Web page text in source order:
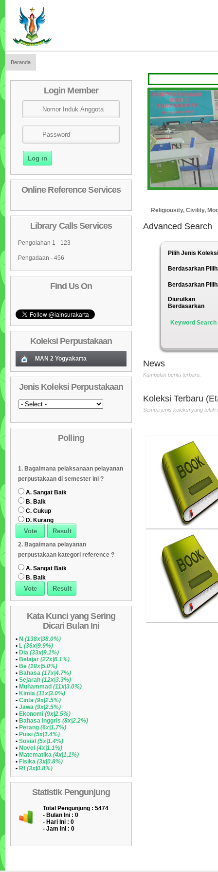
Beranda
Login Member
Online Reference Services
Library Calls Services
Pengolahan 1 - 123
Pengadaan - 456
Find Us On
Koleksi Perpustakaan
MAN 2 Yogyakarta
02 Daftar Koleksi Baru (Tgl.Input)
03 Daftar Koleksi (Pengarang)
04 Daftar Koleksi (Judul)
Daftar Koleksi (Subyek)
Dipinjam
07 Daftar Koleksi (Klasifikasi/ddc)
Jenis Koleksi Perpustakaan
Polling
1. Bagaimana pelaksanaan pelayanan
perpustakaan di semester ini ?
A. Sangat Baik
B. Baik
C. Cukup
D. Kurang
2. Bagaimana pelayanan
perpustakaan kategori reference ?
A. Sangat Baik
B. Baik
Kata Kunci yang Sering
Dicari Bulan Ini
• N (138x|38.0%)
• L (36x|9.9%)
• Dia (33x|9.1%)
• Belajar (22x|6.1%)
• Be (18x|5.0%)
• Bahasa (17x|4.7%)
• Sejarah (12x|3.3%)
• Muhammad (11x|3.0%)
• Kimia (11x|3.0%)
• Cinta (9x|2.5%)
• Jawa (9x|2.5%)
• Ekonomi (9x|2.5%)
• Bahasa Inggris (8x|2.2%)
• Perang (6x|1.7%)
• Puisi (5x|1.4%)
• Sosial (5x|1.4%)
• Novel (4x|1.1%)
• Matematika (4x|1.1%)
• Fisika (3x|0.8%)
• Rf (3x|0.8%)
Statistik Pengunjung
Total Pengunjung : 5474
- Bulan Ini : 0
- Hari Ini : 0
- Jam Ini : 0
Religiousity, Civility,
Advanced Search
Pilih Jenis Koleksi
Berdasarkan
Berdasarkan
Diurutkan
Berdasarkan
Keyword Search
News
Kumpulan berita terbaru.
Koleksi Terbaru
Semua jenis koleksi yang telah
Penulis :Bartono PH
Penerbit :Andi
Seni Budaya Kelas XI
Penulis :Sem
Penerbit :Pusat
dan Perbukuan,
Kemdikbud
Th.Terbit :2014